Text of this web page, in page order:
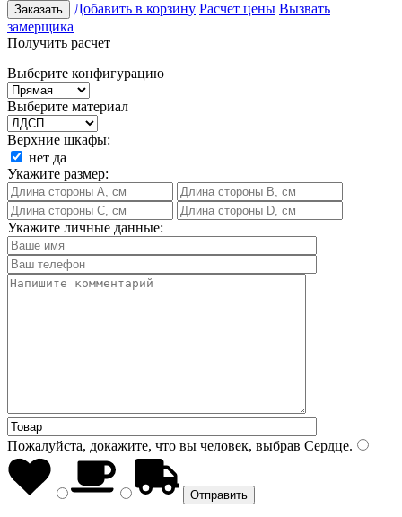
Заказать Добавить в корзину Расчет цены Вызвать
замерщика
Получить расчет
Выберите конфигурацию
Выберите материал
Верхние шкафы:
нет да
Укажите размер:
Укажите личные данные:
Пожалуйста, докажите, что вы человек, выбрав Сердце.